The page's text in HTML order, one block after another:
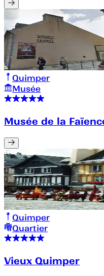
Quimper
Musée
Musée de la
Quimper
Quartier
Vieux Quimper